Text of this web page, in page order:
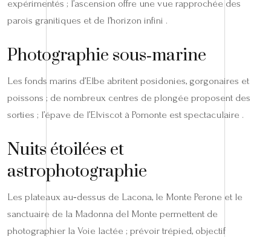
expérimentés ; l’ascension offre une vue rapprochée des
parois granitiques et de l’horizon infini .
Photographie sous‑marine
Les fonds marins d’Elbe abritent posidonies, gorgonaires et
poissons ; de nombreux centres de plongée proposent des
sorties ; l’épave de l’Elviscot à Pomonte est spectaculaire .
Nuits étoilées et
astrophotographie
Les plateaux au‑dessus de Lacona, le Monte Perone et le
sanctuaire de la Madonna del Monte permettent de
photographier la Voie lactée ; prévoir trépied, objectif